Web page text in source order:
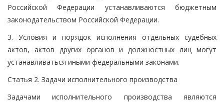
Российской Федерации устанавливаются бюджетным
законодательством Российской Федерации.
3. Условия и порядок исполнения отдельных судебных
актов, актов других органов и должностных лиц могут
устанавливаться иными федеральными законами.
Статья 2. Задачи исполнительного производства
Задачами исполнительного производства являются